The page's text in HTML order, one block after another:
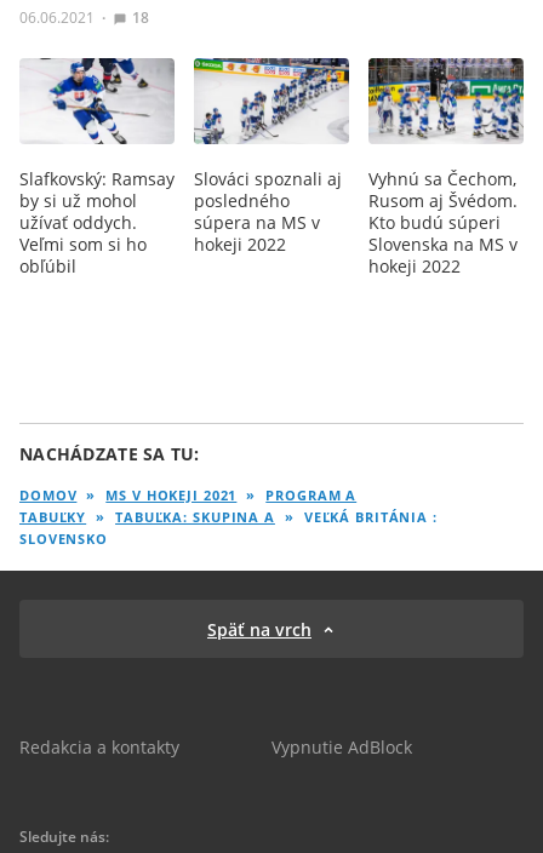
06.06.2021 ∙ 18
Slafkovský: Ramsay
by si už mohol
užívať oddych.
Veľmi som si ho
obľúbil
Slováci spoznali aj
posledného
súpera na MS v
hokeji 2022
Vyhnú sa Čechom,
Rusom aj Švédom.
Kto budú súperi
Slovenska na MS v
hokeji 2022
4
24
n
i
NACHÁDZATE SA TU:
DOMOV » MS V HOKEJI 2021 »
PROGRAM A
TABUĽKY
» TABUĽKA: SKUPINA A » VEĽKÁ BRITÁNIA :
SLOVENSKO
Späť na vrch
Redakcia a kontakty Vypnutie AdBlock
Sledujte nás: